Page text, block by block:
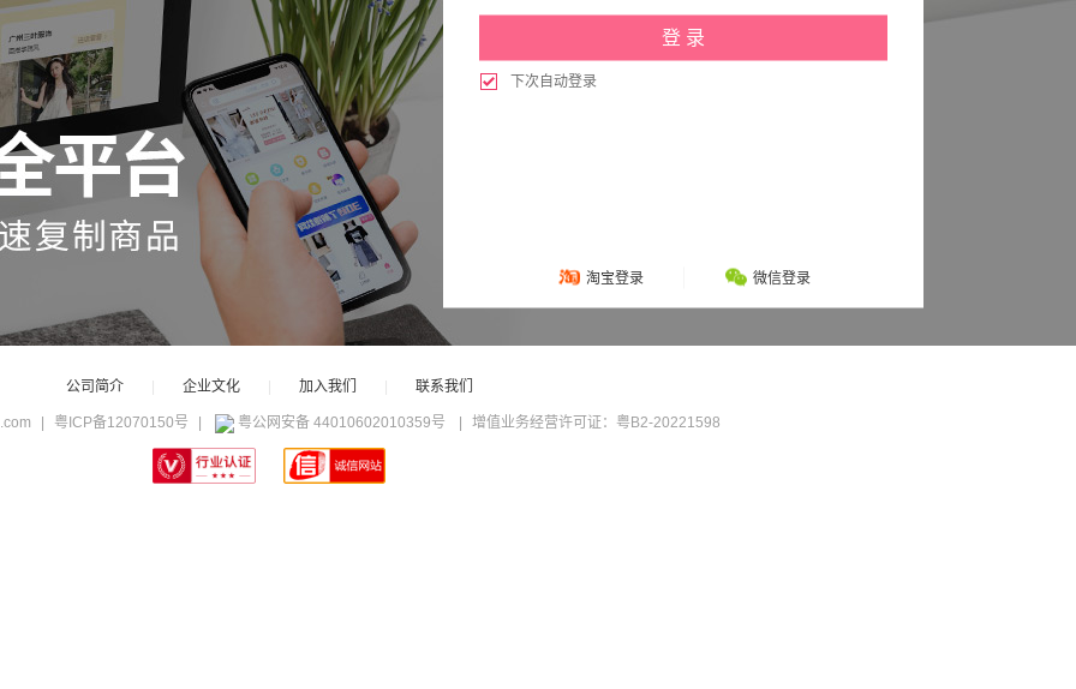
 下次自动登录
淘宝登录 微信登录
公司简介 企业文化 加入我们 联系我们
粤ICP备12070150号 粤公网安备 44010602010359号 增值业务经营许可证：粤B2-20221598

网络不给力，请刷新重试